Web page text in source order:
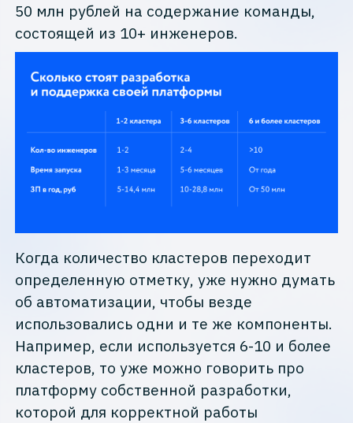
50 млн рублей на содержание команды,
состоящей из 10+ инженеров.
Когда количество кластеров переходит
определенную отметку, уже нужно думать
об автоматизации, чтобы везде
использовались одни и те же компоненты.
Например, если используется 6-10 и более
кластеров, то уже можно говорить про
платформу собственной разработки,
которой для корректной работы